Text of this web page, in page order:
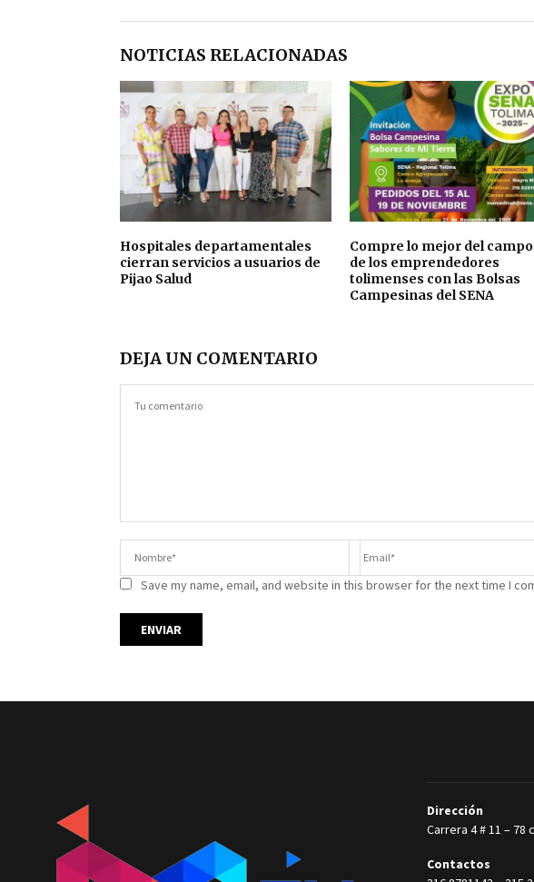
NOTICIAS RELACIONADAS
Hospitales departamentales
cierran servicios a usuarios de
Pijao Salud
Compre lo mejor del
de los emprendedores
tolimenses con las Bolsas
Campesinas del SENA
DEJA UN COMENTARIO
Save my name, email, and website in this browser for the next time I
Dirección
Carrera 4 # 11 – 78
Contactos